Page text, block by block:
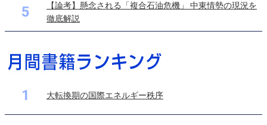
5
【論考】懸念される「複合石油危機」 中東情勢の現況を
徹底解説
1 大転換期の国際エネルギー秩序